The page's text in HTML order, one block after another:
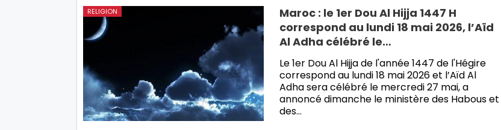
RELIGION
Maroc : le 1er Dou Al Hijja 1447 H
correspond au lundi 18 mai 2026, l’Aïd
Al Adha célébré le…
Le 1er Dou Al Hijja de l'année 1447 de l'Hégire
correspond au lundi 18 mai 2026 et l’Aïd Al
Adha sera célébré le mercredi 27 mai, a
annoncé dimanche le ministère des Habous et
des…